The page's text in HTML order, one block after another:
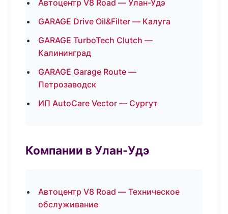
Автоцентр V8 Road — Улан-Удэ
GARAGE Drive Oil&Filter — Калуга
GARAGE TurboTech Clutch —
Калининград
GARAGE Garage Route —
Петрозаводск
ИП AutoCare Vector — Сургут
Компании в Улан-Удэ
Автоцентр V8 Road — Техническое
обслуживание